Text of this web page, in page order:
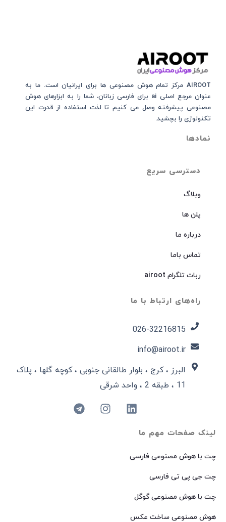
لینک صفحات مهم ما
چت با هوش مصنوعی فارسی
چت جی پی تی فارسی
چت با هوش مصنوعی گوگل
هوش مصنوعی ساخت عکس
دسترسی سریع
وبلاگ
پلن ها
درباره ما
تماس باما
ربات تلگرام airoot
راه‌های ارتباط با ما
026-32216815​
info@airoot.ir
البرز ، کرج ، بلوار طالقانی جنوبی ، کوچه گلها ، پلاک
11 ، طبقه 2 ، واحد شرقی
AIROOT مرکز تمام هوش مصنوعی‌‌‌ ها برای ایرانیان است. ما به
عنوان مرجع اصلی ai برای فارسی زبانان، شما را به ابزارهای هوش
مصنوعی پیشرفته وصل می کنیم تا لذت استفاده از قدرت این
تکنولوژی را بچشید.
نمادها